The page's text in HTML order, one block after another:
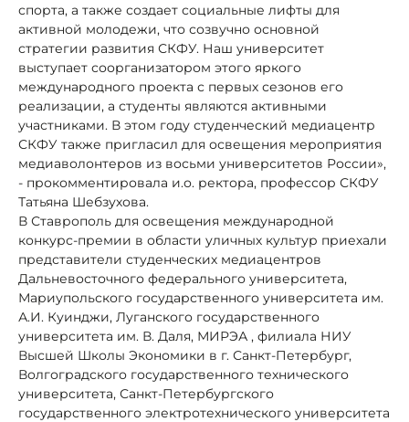
спорта, а также создает социальные лифты для
активной молодежи, что созвучно основной
стратегии развития СКФУ. Наш университет
выступает соорганизатором этого яркого
международного проекта с первых сезонов его
реализации, а студенты являются активными
участниками. В этом году студенческий медиацентр
СКФУ также пригласил для освещения мероприятия
медиаволонтеров из восьми университетов России»,
- прокомментировала и.о. ректора, профессор СКФУ
Татьяна Шебзухова.
В Ставрополь для освещения международной
конкурс-премии в области уличных культур приехали
представители студенческих медиацентров
Дальневосточного федерального университета,
Мариупольского государственного университета им.
А.И. Куинджи, Луганского государственного
университета им. В. Даля, МИРЭА , филиала НИУ
Высшей Школы Экономики в г. Санкт-Петербург,
Волгоградского государственного технического
университета, Санкт-Петербургского
государственного электротехнического университета